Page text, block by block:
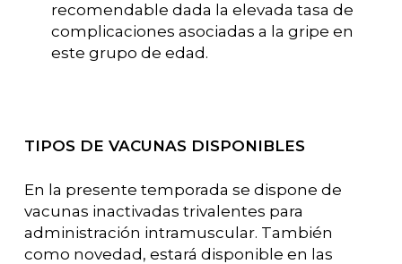
recomendable dada la elevada tasa de
complicaciones asociadas a la gripe en
este grupo de edad.
TIPOS DE VACUNAS DISPONIBLES
En la presente temporada se dispone de
vacunas inactivadas trivalentes para
administración intramuscular. También
como novedad, estará disponible en las